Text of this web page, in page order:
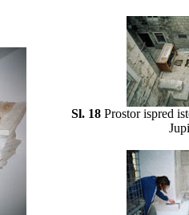
Sl. 18 Prostor ispred